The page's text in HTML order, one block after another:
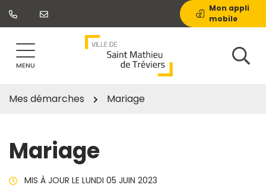
Aller
Mon appli
mobile
MENU
Mes démarches Mariage
Mariage
MIS À JOUR LE LUNDI 05 JUIN 2023